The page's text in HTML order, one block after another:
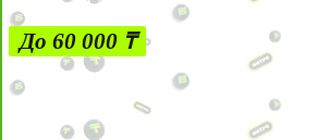
До 60 000 ₸